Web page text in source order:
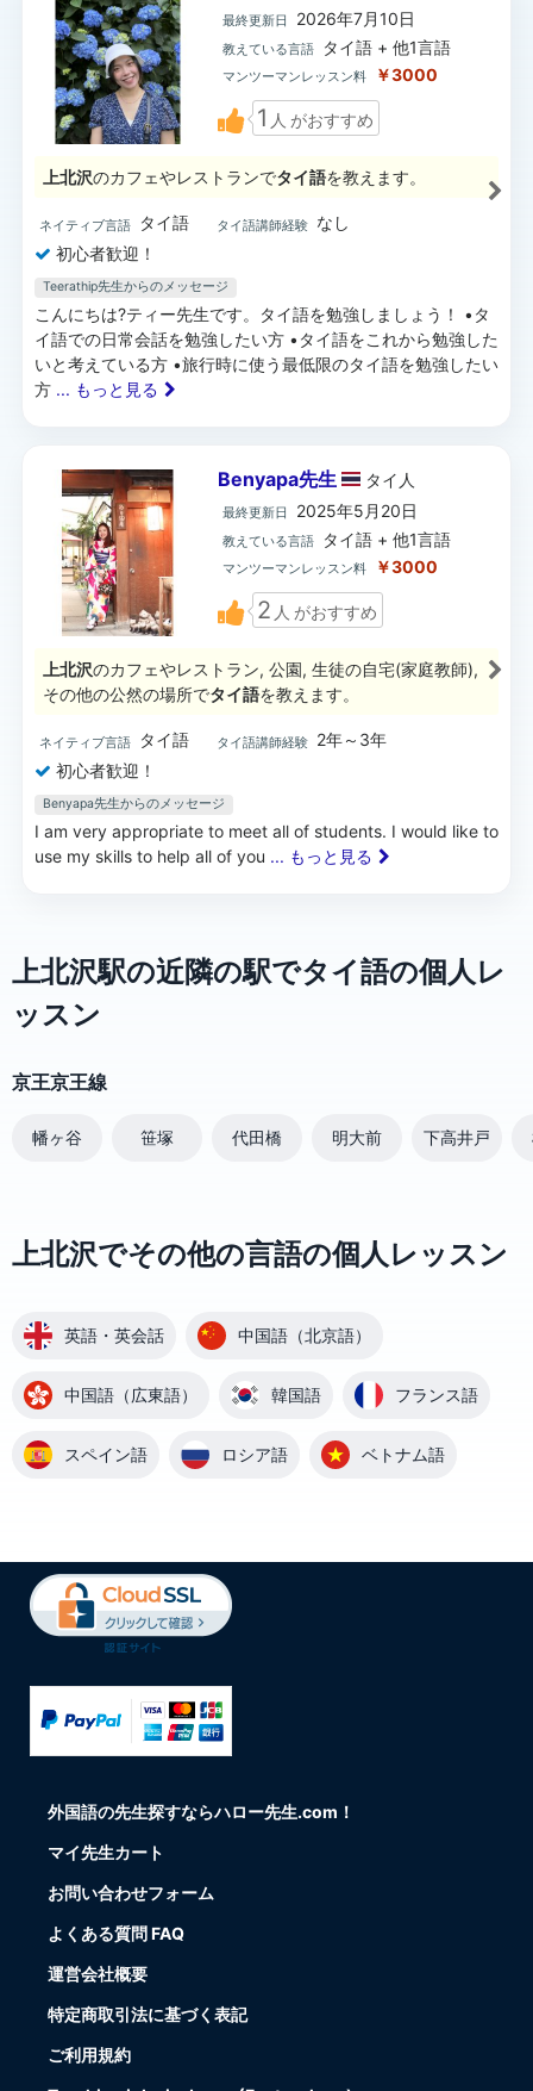
最終更新日 2026年7月10日
教えている言語 タイ語 + 他1言語
マンツーマンレッスン料 ￥3000
1 人 がおすすめ
上北沢のカフェやレストランでタイ語を教えます。
ネイティブ言語 タイ語 タイ語講師経験
なし
初心者歓迎！
Teerathip先生からのメッセージ
こんにちは?ティー先生です。タイ語を勉強しましょう！ •タ
イ語での日常会話を勉強したい方 •タイ語をこれから勉強した
いと考えている方 •旅行時に使う最低限のタイ語を勉強したい
方 ... もっと見る
Benyapa先生 タイ 人
最終更新日 2025年5月20日
教えている言語 タイ語 + 他1言語
マンツーマンレッスン料 ￥3000
2 人 がおすすめ
上北沢のカフェやレストラン, 公園, 生徒の自宅(家庭教師),
その他の公然の場所でタイ語を教えます。
ネイティブ言語 タイ語 タイ語講師経験
2年～3年
初心者歓迎！
Benyapa先生からのメッセージ
I am very appropriate to meet all of students. I would like to
use my skills to help all of you ... もっと見る
上北沢駅の近隣の駅でタイ語の個人レ
ッスン
京王京王線
幡ヶ谷 笹塚 代田橋 明大前 下高井戸
上北沢でその他の言語の個人レッスン
英語・英会話 中国語（北京語）
中国語（広東語） 韓国語 フランス語
スペイン語 ロシア語 ベトナム語
外国語の先生探すならハロー先生.com！
マイ先生カート
お問い合わせフォーム
よくある質問 FAQ
運営会社概要
特定商取引法に基づく表記
ご利用規約